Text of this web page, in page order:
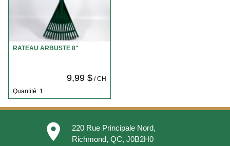
RATEAU ARBUSTE 8"
9,99 $/ CH
Quantité: 1
place
220 Rue Principale Nord,
Richmond, QC, J0B2H0